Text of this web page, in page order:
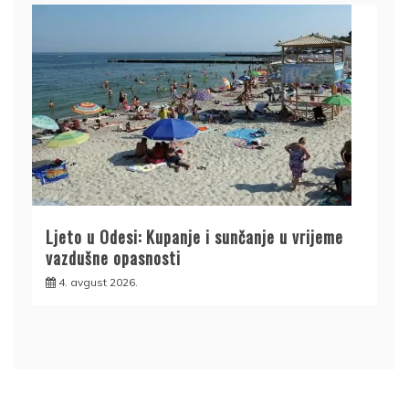
Ljeto u Odesi: Kupanje i sunčanje u vrijeme
vazdušne opasnosti
4. avgust 2026.